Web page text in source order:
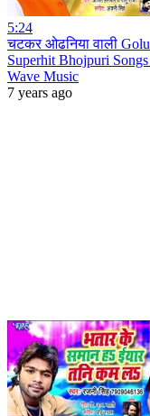
5:24
चटकर ओढनिया वाली
Superhit Bhojpuri
Wave Music
7 years ago